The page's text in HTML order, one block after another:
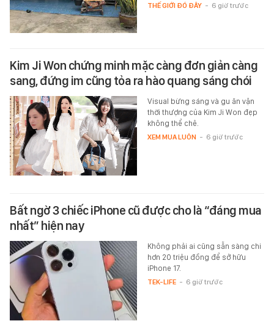
THẾ GIỚI ĐÓ ĐÂY - 6 giờ trước
Kim Ji Won chứng minh mặc càng đơn giản càng
sang, đứng im cũng tỏa ra hào quang sáng chói
Visual bừng sáng và gu ăn vận
thời thượng của Kim Ji Won đẹp
không thể chê.
XEM MUA LUÔN - 6 giờ trước
Bất ngờ 3 chiếc iPhone cũ được cho là “đáng mua
nhất” hiện nay
Không phải ai cũng sẵn sàng chi
hơn 20 triệu đồng để sở hữu
iPhone 17.
TEK-LIFE - 6 giờ trước